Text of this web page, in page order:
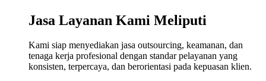
Jasa Layanan Kami Meliputi
Kami siap menyediakan jasa outsourcing, keamanan, dan
tenaga kerja profesional dengan standar pelayanan yang
konsisten, terpercaya, dan berorientasi pada kepuasan klien.